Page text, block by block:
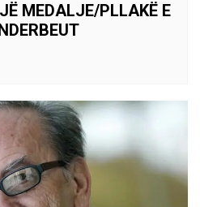
MEDALJE/PLLAKË E